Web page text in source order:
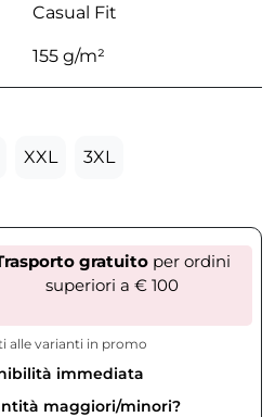
Casual Fit
155 g/m²
XXL
3XL
gratuitoper ordini
superiori a € 100
alle varianti in promo
immediata
maggiori/minori?